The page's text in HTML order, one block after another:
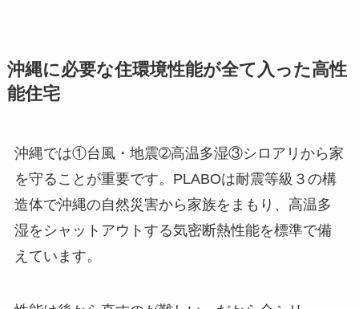
沖縄に必要な住環境性能が全て入った高性
能住宅
沖縄では①台風・地震➁高温多湿③シロアリから家
を守ることが重要です。PLABOは耐震等級３の構
造体で沖縄の自然災害から家族をまもり、高温多
湿をシャットアウトする気密断熱性能を標準で備
えています。